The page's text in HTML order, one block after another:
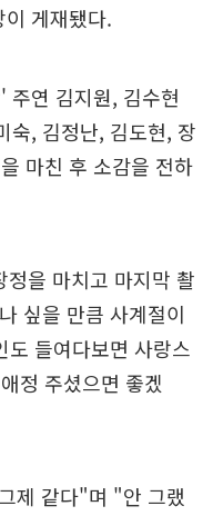
게재됐다.
주연 김지원, 김수현
숙, 김정난, 김도현, 장
마친 후 소감을 전하
을 마치고 마지막 촬
싶을 만큼 사계절이
들여다보면 사랑스
정 주셨으면 좋겠
제 같다"며 "안 그랬